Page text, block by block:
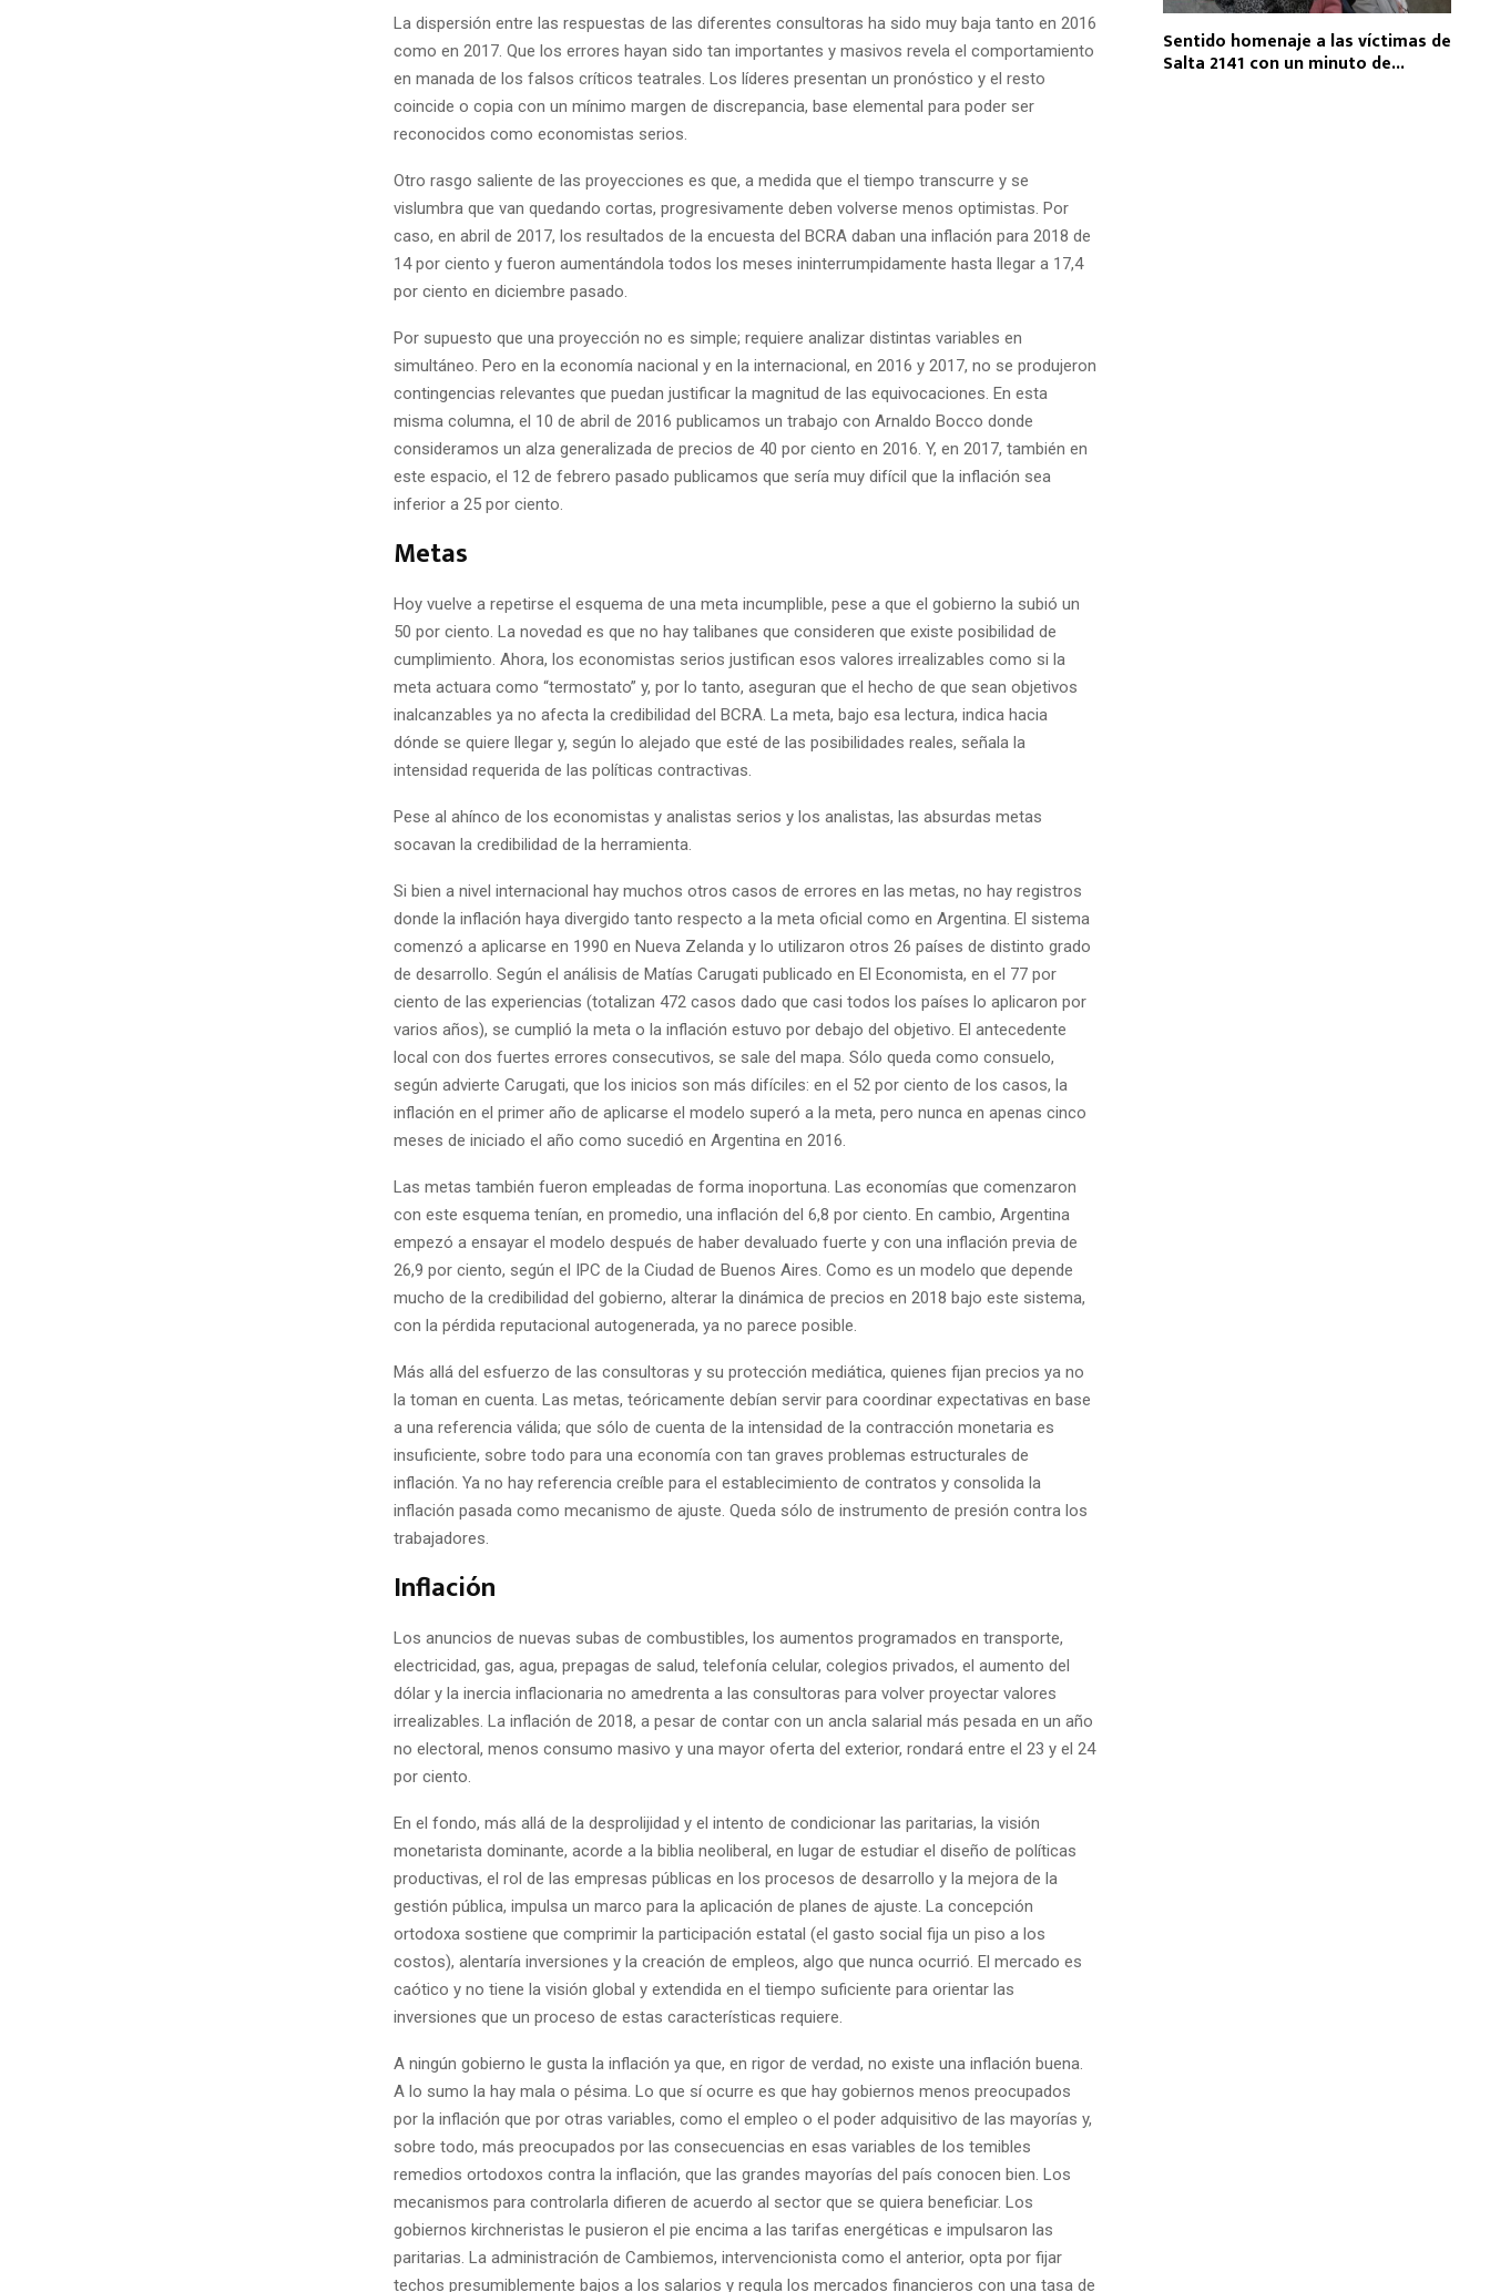
La dispersión entre las respuestas de las diferentes consultoras ha sido muy baja tanto en 2016
como en 2017. Que los errores hayan sido tan importantes y masivos revela el comportamiento
en manada de los falsos críticos teatrales. Los líderes presentan un pronóstico y el resto
coincide o copia con un mínimo margen de discrepancia, base elemental para poder ser
reconocidos como economistas serios.
Otro rasgo saliente de las proyecciones es que, a medida que el tiempo transcurre y se
vislumbra que van quedando cortas, progresivamente deben volverse menos optimistas. Por
caso, en abril de 2017, los resultados de la encuesta del BCRA daban una inflación para 2018 de
14 por ciento y fueron aumentándola todos los meses ininterrumpidamente hasta llegar a 17,4
por ciento en diciembre pasado.
Por supuesto que una proyección no es simple; requiere analizar distintas variables en
simultáneo. Pero en la economía nacional y en la internacional, en 2016 y 2017, no se produjeron
contingencias relevantes que puedan justificar la magnitud de las equivocaciones. En esta
misma columna, el 10 de abril de 2016 publicamos un trabajo con Arnaldo Bocco donde
consideramos un alza generalizada de precios de 40 por ciento en 2016. Y, en 2017, también en
este espacio, el 12 de febrero pasado publicamos que sería muy difícil que la inflación sea
inferior a 25 por ciento.
Metas
Hoy vuelve a repetirse el esquema de una meta incumplible, pese a que el gobierno la subió un
50 por ciento. La novedad es que no hay talibanes que consideren que existe posibilidad de
cumplimiento. Ahora, los economistas serios justifican esos valores irrealizables como si la
meta actuara como “termostato” y, por lo tanto, aseguran que el hecho de que sean objetivos
inalcanzables ya no afecta la credibilidad del BCRA. La meta, bajo esa lectura, indica hacia
dónde se quiere llegar y, según lo alejado que esté de las posibilidades reales, señala la
intensidad requerida de las políticas contractivas.
Pese al ahínco de los economistas y analistas serios y los analistas, las absurdas metas
socavan la credibilidad de la herramienta.
Si bien a nivel internacional hay muchos otros casos de errores en las metas, no hay registros
donde la inflación haya divergido tanto respecto a la meta oficial como en Argentina. El sistema
comenzó a aplicarse en 1990 en Nueva Zelanda y lo utilizaron otros 26 países de distinto grado
de desarrollo. Según el análisis de Matías Carugati publicado en El Economista, en el 77 por
ciento de las experiencias (totalizan 472 casos dado que casi todos los países lo aplicaron por
varios años), se cumplió la meta o la inflación estuvo por debajo del objetivo. El antecedente
local con dos fuertes errores consecutivos, se sale del mapa. Sólo queda como consuelo,
según advierte Carugati, que los inicios son más difíciles: en el 52 por ciento de los casos, la
inflación en el primer año de aplicarse el modelo superó a la meta, pero nunca en apenas cinco
meses de iniciado el año como sucedió en Argentina en 2016.
Las metas también fueron empleadas de forma inoportuna. Las economías que comenzaron
con este esquema tenían, en promedio, una inflación del 6,8 por ciento. En cambio, Argentina
empezó a ensayar el modelo después de haber devaluado fuerte y con una inflación previa de
26,9 por ciento, según el IPC de la Ciudad de Buenos Aires. Como es un modelo que depende
mucho de la credibilidad del gobierno, alterar la dinámica de precios en 2018 bajo este sistema,
con la pérdida reputacional autogenerada, ya no parece posible.
Más allá del esfuerzo de las consultoras y su protección mediática, quienes fijan precios ya no
la toman en cuenta. Las metas, teóricamente debían servir para coordinar expectativas en base
a una referencia válida; que sólo de cuenta de la intensidad de la contracción monetaria es
insuficiente, sobre todo para una economía con tan graves problemas estructurales de
inflación. Ya no hay referencia creíble para el establecimiento de contratos y consolida la
inflación pasada como mecanismo de ajuste. Queda sólo de instrumento de presión contra los
trabajadores.
Inflación
Los anuncios de nuevas subas de combustibles, los aumentos programados en transporte,
electricidad, gas, agua, prepagas de salud, telefonía celular, colegios privados, el aumento del
dólar y la inercia inflacionaria no amedrenta a las consultoras para volver proyectar valores
irrealizables. La inflación de 2018, a pesar de contar con un ancla salarial más pesada en un año
no electoral, menos consumo masivo y una mayor oferta del exterior, rondará entre el 23 y el 24
por ciento.
En el fondo, más allá de la desprolijidad y el intento de condicionar las paritarias, la visión
monetarista dominante, acorde a la biblia neoliberal, en lugar de estudiar el diseño de políticas
productivas, el rol de las empresas públicas en los procesos de desarrollo y la mejora de la
gestión pública, impulsa un marco para la aplicación de planes de ajuste. La concepción
ortodoxa sostiene que comprimir la participación estatal (el gasto social fija un piso a los
costos), alentaría inversiones y la creación de empleos, algo que nunca ocurrió. El mercado es
caótico y no tiene la visión global y extendida en el tiempo suficiente para orientar las
inversiones que un proceso de estas características requiere.
A ningún gobierno le gusta la inflación ya que, en rigor de verdad, no existe una inflación buena.
A lo sumo la hay mala o pésima. Lo que sí ocurre es que hay gobiernos menos preocupados
por la inflación que por otras variables, como el empleo o el poder adquisitivo de las mayorías y,
sobre todo, más preocupados por las consecuencias en esas variables de los temibles
remedios ortodoxos contra la inflación, que las grandes mayorías del país conocen bien. Los
mecanismos para controlarla difieren de acuerdo al sector que se quiera beneficiar. Los
gobiernos kirchneristas le pusieron el pie encima a las tarifas energéticas e impulsaron las
paritarias. La administración de Cambiemos, intervencionista como el anterior, opta por fijar
techos presumiblemente bajos a los salarios y regula los mercados financieros con una tasa de
Sentido homenaje a las víctimas de
Salta 2141 con un minuto de...